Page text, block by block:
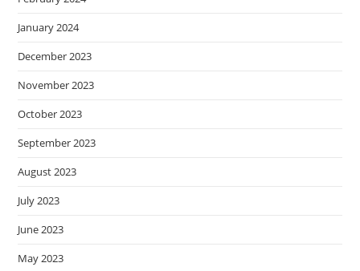
January 2024
December 2023
November 2023
October 2023
September 2023
August 2023
July 2023
June 2023
May 2023